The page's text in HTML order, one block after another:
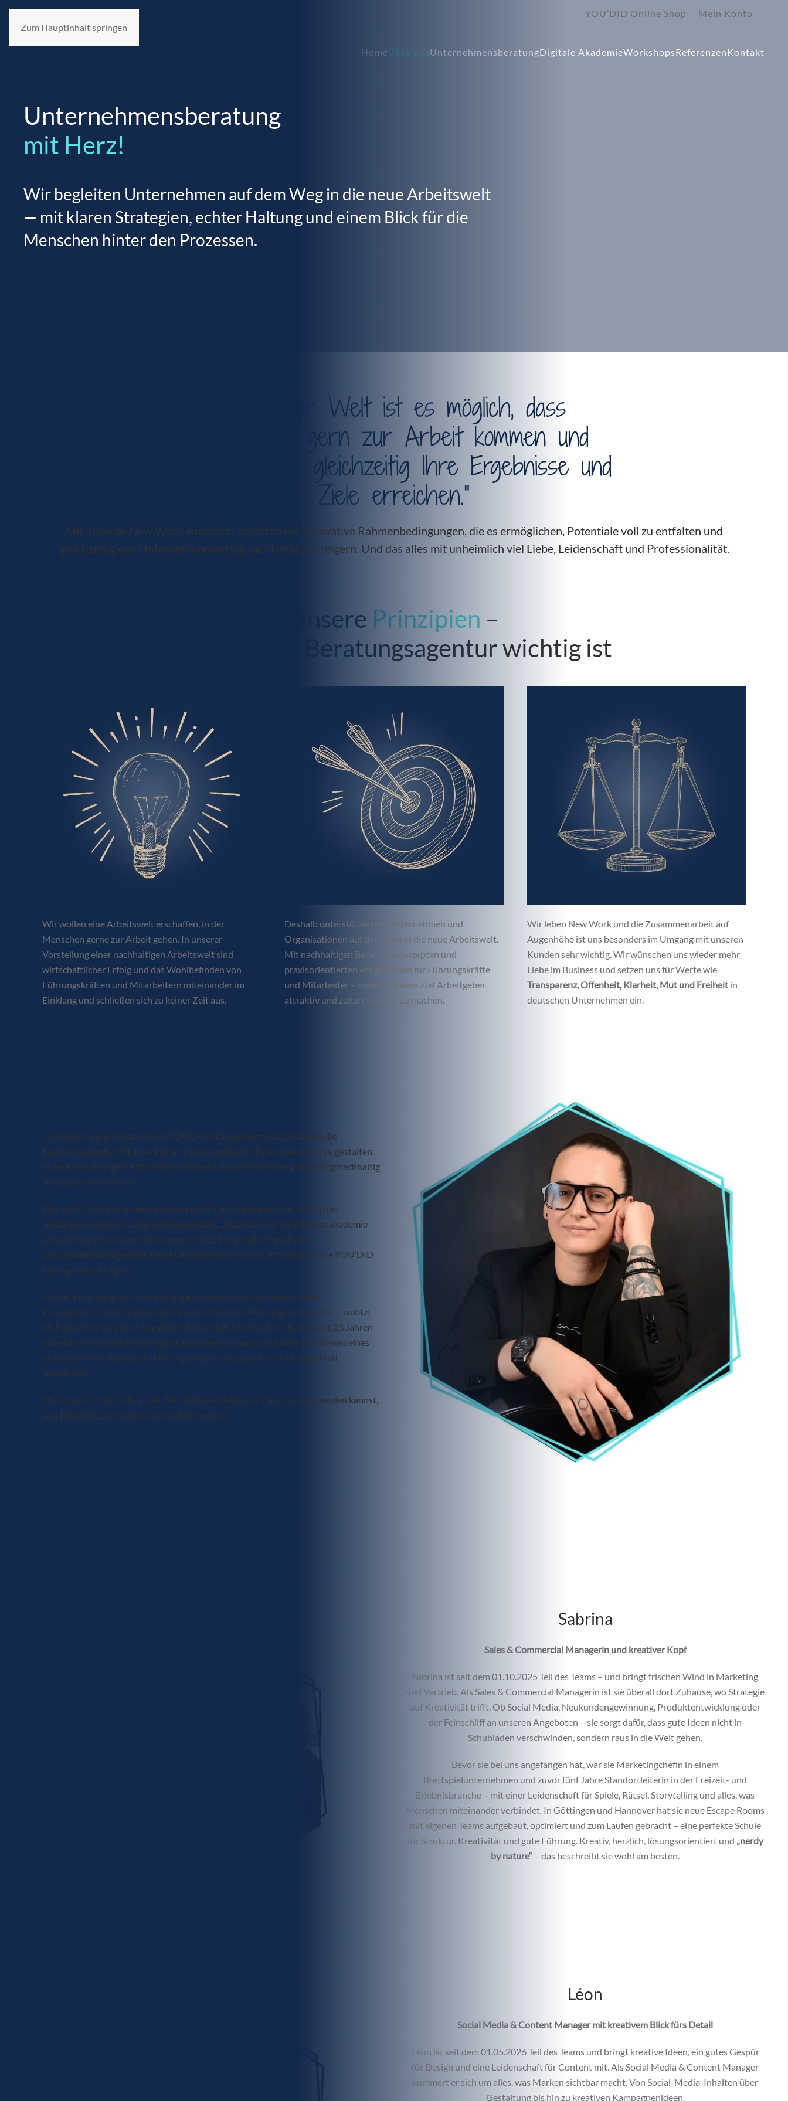
Zum Hauptinhalt springen
YOU’DID Online Shop Mein Konto
HomeÜber unsUnternehmensberatungDigitale AkademieWorkshopsReferenzenKontakt
Unternehmensberatung
mit Herz!
Wir begleiten Unternehmen auf dem Weg in die neue Arbeitswelt
— mit klaren Strategien, echter Haltung und einem Blick für die
Menschen hinter den Prozessen.
„In meiner Welt ist es möglich, dass
Menschen gern zur Arbeit kommen und
Unternehmen gleichzeitig Ihre Ergebnisse und
Ziele erreichen.“
Mit unseren New Work Ansätzen, schaffen wir innovative Rahmenbedingungen, die es ermöglichen, Potentiale voll zu entfalten und
gleichzeitig den Unternehmenserfolg nachhaltig zu steigern. Und das alles mit unheimlich viel Liebe, Leidenschaft und Professionalität.
Unsere Prinzipien –
Was uns als Beratungsagentur wichtig ist
Wir wollen eine Arbeitswelt erschaffen, in der
Menschen gerne zur Arbeit gehen. In unserer
Vorstellung einer nachhaltigen Arbeitswelt sind
wirtschaftlicher Erfolg und das Wohlbefinden von
Führungskräften und Mitarbeitern miteinander im
Einklang und schließen sich zu keiner Zeit aus.
Deshalb unterstützen wir Unternehmen und
Organisationen auf dem Weg in die neue Arbeitswelt.
Mit nachhaltigen Beratungskonzepten und
praxisorientierten Programmen für Führungskräfte
und Mitarbeiter – immer mit dem Ziel Arbeitgeber
attraktiv und zukunftssicher zu machen.
Wir leben New Work und die Zusammenarbeit auf
Augenhöhe ist uns besonders im Umgang mit unseren
Kunden sehr wichtig. Wir wünschen uns wieder mehr
Liebe im Business und setzen uns für Werte wie
Transparenz, Offenheit, Klarheit, Mut und Freiheitin
deutschen Unternehmen ein.
… Gründerin und Inhaberin der YOU’DID Management. 2021 habe ich die
Beratungsagentur mit einer klaren Vision gegründet: Eine Arbeitswelt zu gestalten,
in der Menschen gerne zur Arbeit kommen und Unternehmen gleichzeitig nachhaltig
erfolgreich sein können.
Was mit Führungskräfteentwicklung und Coaching begann, hat sich in den
vergangenen Jahren stetig weiterentwickelt. 2022 habe ich die Bildungsakademie
Leibniz Kolleg Hannover übernommen, 2023 folgte die Firma Profit
Gesundheitsmanagement. Beide Unternehmen wurden erfolgreich in die YOU’DID
Management integriert.
Vor der Gründung war ich viele Jahre in einem deutschen Konzern der
Kreislaufwirtschaft tätig und dort in verschiedenen Führungsrollen aktiv — zuletzt
als Prokuristin an einem Standort mit über 100 Mitarbeitern. Bereits mit 23 Jahren
habe ich meine erste Führungsposition übernommen und wurde im Rahmen eines
professionellen Nachwuchsführungsprogramms gezielt zur Führungskraft
ausgebildet.
Mein Motto: „Das tolle an der Zeit, in der wir Leben ist, dass Du alles werden kannst,
was Du willst. Du musst es nur wirklich wollen.“
Sabrina
Sales & Commercial Managerin und kreativer Kopf
Sabrina ist seit dem 01.10.2025 Teil des Teams – und bringt frischen Wind in Marketing
und Vertrieb. Als Sales & Commercial Managerin ist sie überall dort Zuhause, wo Strategie
auf Kreativität trifft. Ob Social Media, Neukundengewinnung, Produktentwicklung oder
der Feinschliff an unseren Angeboten – sie sorgt dafür, dass gute Ideen nicht in
Schubladen verschwinden, sondern raus in die Welt gehen.
Bevor sie bei uns angefangen hat, war sie Marketingchefin in einem
Brettspielunternehmen und zuvor fünf Jahre Standortleiterin in der Freizeit- und
Erlebnisbranche – mit einer Leidenschaft für Spiele, Rätsel, Storytelling und alles, was
Menschen miteinander verbindet. In Göttingen und Hannover hat sie neue Escape Rooms
mit eigenen Teams aufgebaut, optimiert und zum Laufen gebracht – eine perfekte Schule
für Struktur, Kreativität und gute Führung. Kreativ, herzlich, lösungsorientiert und „nerdy
by nature“ – das beschreibt sie wohl am besten.
Léon
Social Media & Content Manager mit kreativem Blick fürs Detail
Léon ist seit dem 01.05.2026 Teil des Teams und bringt kreative Ideen, ein gutes Gespür
für Design und eine Leidenschaft für Content mit. Als Social Media & Content Manager
kümmert er sich um alles, was Marken sichtbar macht. Von Social-Media-Inhalten über
Gestaltung bis hin zu kreativen Kampagnenideen.